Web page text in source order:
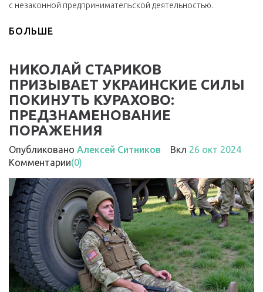
с незаконной предпринимательской деятельностью.
БОЛЬШЕ
НИКОЛАЙ СТАРИКОВ
ПРИЗЫВАЕТ УКРАИНСКИЕ СИЛЫ
ПОКИНУТЬ КУРАХОВО:
ПРЕДЗНАМЕНОВАНИЕ
ПОРАЖЕНИЯ
Опубликовано Алексей Ситников Вкл 26 окт 2024
Комментарии(0)